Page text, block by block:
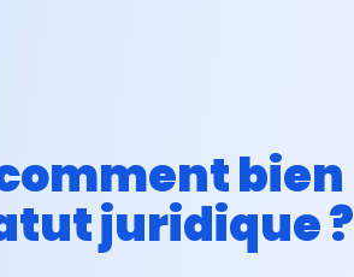
comment bien
juridique ?